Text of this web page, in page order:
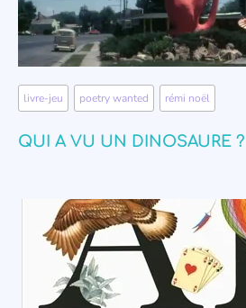
livre-jeu poetry wanted rémi noël
QUI A VU UN DINOSAURE ?